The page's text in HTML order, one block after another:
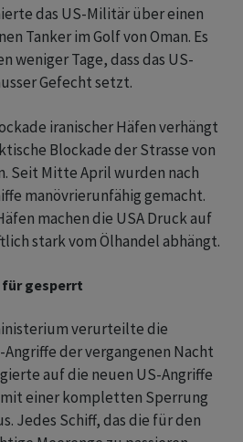
das US-Militär über einen
Tanker im Golf von Oman. Es
weniger Tage, dass das US-
Gefecht setzt.
iranischer Häfen verhängt
Blockade der Strasse von
Seit Mitte April wurden nach
manövrierunfähig gemacht.
machen die USA Druck auf
stark vom Ölhandel abhängt.
gesperrt
verurteilte die
Angriffe der vergangenen Nacht
auf die neuen US-Angriffe
einer kompletten Sperrung
Jedes Schiff, das die für den